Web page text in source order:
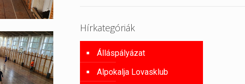
Hírkategóriák
Álláspályázat
Alpokalja Lovasklub